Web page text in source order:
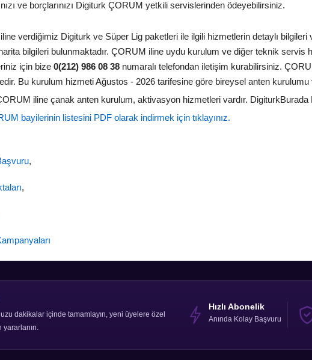
ve borçlarınızı Digiturk ÇORUM yetkili servislerinden ödeyebilirsiniz.
verdiğimiz Digiturk ve Süper Lig paketleri ile ilgili hizmetlerin detaylı
bilgileri bulunmaktadır. ÇORUM iline uydu kurulum ve diğer teknik
için bize 0(212) 986 08 38 numaralı telefondan iletişim kurabilirsiniz.
Bu kurulum hizmeti Ağustos - 2026 tarifesine göre bireysel anten
iline çanak anten kurulum, aktivasyon hizmetleri vardır.
bayilerinin listesini PDF olarak indirmek için tıklayınız.
,
,
dakikalar içinde tamamlayın, yeni üyelere özel
yararlanın.
Hızlı Abonelik
Anında Kolay Başvuru